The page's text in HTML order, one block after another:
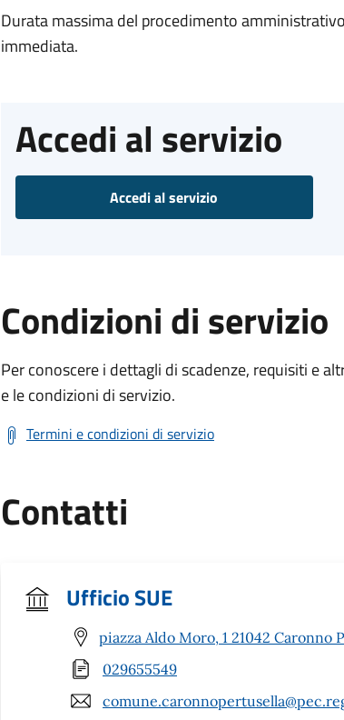
Durata massima del procedimento
immediata.
Accedi al servizio
Accedi al servizio
Condizioni di servizio
Per conoscere i dettagli di scadenze, requisiti e
e le condizioni di servizio.
Termini e condizioni di servizio
Contatti
Ufficio SUE
piazza Aldo Moro, 1 21042 Caronno
029655549